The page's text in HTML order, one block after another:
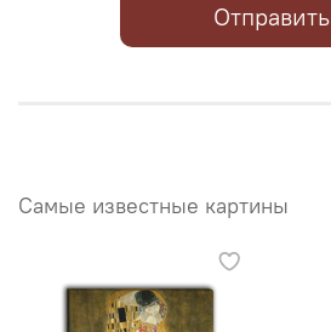
Отправить
Самые известные картины